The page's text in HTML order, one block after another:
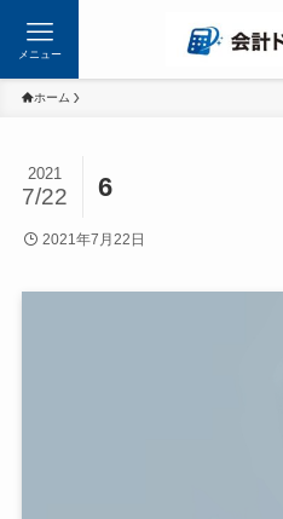
メニュー
ホーム
6
2021
7/22
2021年7月22日